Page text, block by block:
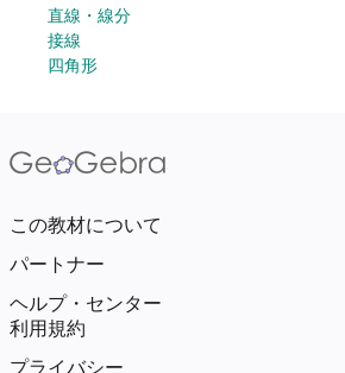
直線・線分
接線
四角形
この教材について
パートナー
ヘルプ・センター
利用規約
プライバシー